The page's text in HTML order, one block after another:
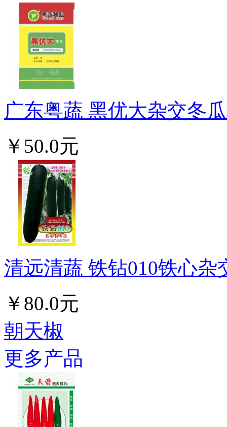
广东粤蔬 黑优大杂交冬
￥50.0元
清远清蔬 铁钻010铁心
￥80.0元
朝天椒
更多产品